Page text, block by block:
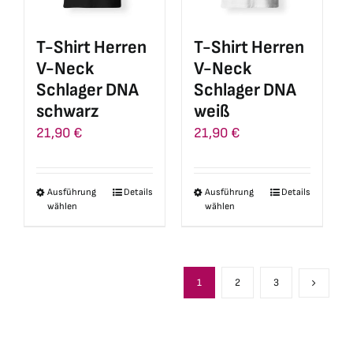
können
der
Produktseite
gewählt
werden
können
der
Produktseite
gewählt
T-Shirt Herren
V-Neck
Schlager DNA
schwarz
21,90 €
Ausführung
wählen
DiesesDetails
T-Shirt Herren
V-Neck
Schlager DNA
weiß
21,90 €
Ausführung
wählen
Dieses
Varianten
Details
1 2 3